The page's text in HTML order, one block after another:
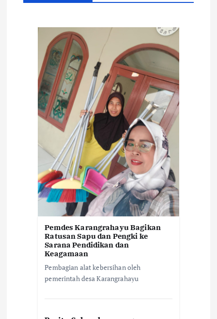
Pemdes Karangrahayu Bagikan
Ratusan Sapu dan Pengki ke
Sarana Pendidikan dan
Keagamaan
Pembagian alat kebersihan oleh
pemerintah desa Karangrahayu